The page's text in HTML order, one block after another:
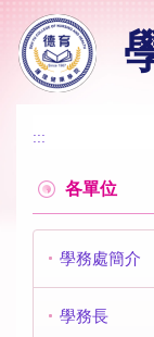
到
主
:::
各單位
學務處簡介
學務長